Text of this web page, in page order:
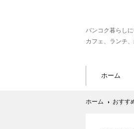
バンコク暮らしに
カフェ、ランチ
ホーム
ホーム おすす